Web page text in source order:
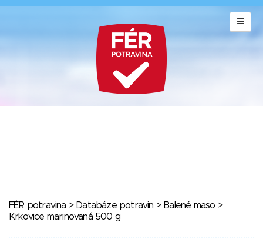
FÉR potravina > Databáze potravin > Balené maso >
Krkovice marinovaná 500 g